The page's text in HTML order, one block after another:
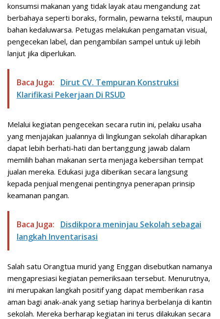
konsumsi makanan yang tidak layak atau mengandung zat
berbahaya seperti boraks, formalin, pewarna tekstil, maupun
bahan kedaluwarsa. Petugas melakukan pengamatan visual,
pengecekan label, dan pengambilan sampel untuk uji lebih
lanjut jika diperlukan.
Baca Juga:
Dirut CV. Tempuran Konstruksi
Klarifikasi Pekerjaan Di RSUD
Melalui kegiatan pengecekan secara rutin ini, pelaku usaha
yang menjajakan jualannya di lingkungan sekolah diharapkan
dapat lebih berhati-hati dan bertanggung jawab dalam
memilih bahan makanan serta menjaga kebersihan tempat
jualan mereka. Edukasi juga diberikan secara langsung
kepada penjual mengenai pentingnya penerapan prinsip
keamanan pangan.
Baca Juga:
Disdikpora meninjau Sekolah sebagai
langkah Inventarisasi
Salah satu Orangtua murid yang Enggan disebutkan namanya
mengapresiasi kegiatan pemeriksaan tersebut. Menurutnya,
ini merupakan langkah positif yang dapat memberikan rasa
aman bagi anak-anak yang setiap harinya berbelanja di kantin
sekolah. Mereka berharap kegiatan ini terus dilakukan secara